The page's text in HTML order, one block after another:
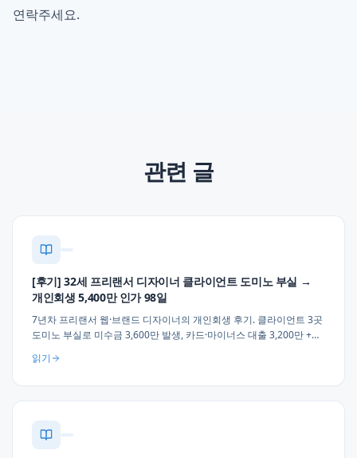
연락주세요.
관련 글
[후기] 32세 프리랜서 디자이너 클라이언트 도미노 부실 →
개인회생 5,400만 인가 98일
7년차 프리랜서 웹·브랜드 디자이너의 개인회생 후기. 클라이언트 3곳
도미노 부실로 미수금 3,600만 발생, 카드·마이너스 대출 3,200만 +
·1인 자영업자 채무 실무 조언 3가지.
읽기